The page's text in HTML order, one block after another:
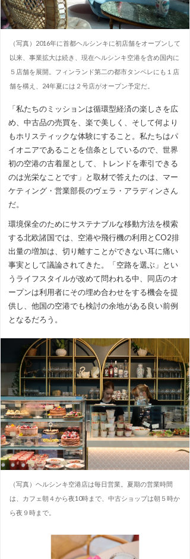
（写真）2016年に首都ヘルシンキに初店舗をオープンして
以来、事業拡大は続き、現在ヘルシンキ空港を含め国内に
５店舗を展開。フィンランド第二の都市タンペレにも１店
舗を構え、24年夏には２号店がオープン予定だ。
「私たちのミッションは循環型経済の楽しさを広
め、中古品の売買を、楽で美しく、そして何より
もホリスティックな体験にすること。私たちはパ
イオニアであることを信条としているので、世界
初の空港の古着屋として、トレンドを牽引できる
のは光栄なことです」と取材で答えたのは、マー
ケティング・営業部長のヴェラ・アラディンさん
だ。
環境保全のためにサステナブルな移動方法を模索
する北欧諸国では、空港や飛行機の利用とCO2排
出量の増加は、切り離すことができない耳に痛い
事実として議論されてきた。「空路を選ぶ」とい
うライフスタイルが改めて問われる中、同店のオ
ープンは利用者にその埋め合わせをする機会を提
供し、他国の空港でも検討の余地がある良い前例
となるだろう。
（写真）ヘルシンキ空港店は毎日営業。夏期の営業時間
は、カフェ朝４から夜10時まで、中古ショップは朝５時か
ら夜９時まで。